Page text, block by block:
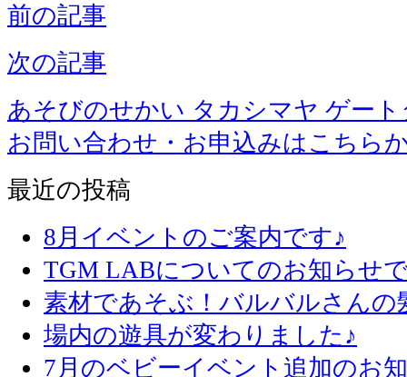
前の記事
次の記事
あそびのせかい タカシマヤ ゲー
お問い合わせ・お申込みはこちら
最近の投稿
8月イベントのご案内です♪
TGM LABについてのお知らせ
素材であそぶ！バルバルさん
場内の遊具が変わりました♪
7月のベビーイベント追加のお